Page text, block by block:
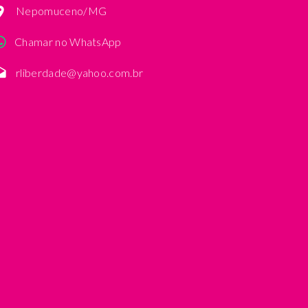
Nepomuceno/MG
Chamar no WhatsApp
rliberdade@yahoo.com.br